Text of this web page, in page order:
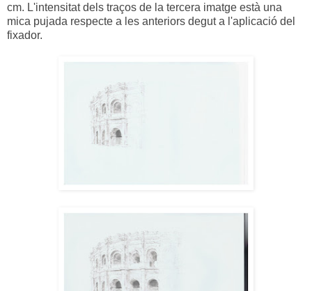
cm. L'intensitat dels traços de la tercera imatge està una
mica pujada respecte a les anteriors degut a l'aplicació del
fixador.